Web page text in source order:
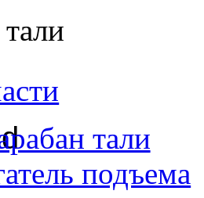
тали
подъема